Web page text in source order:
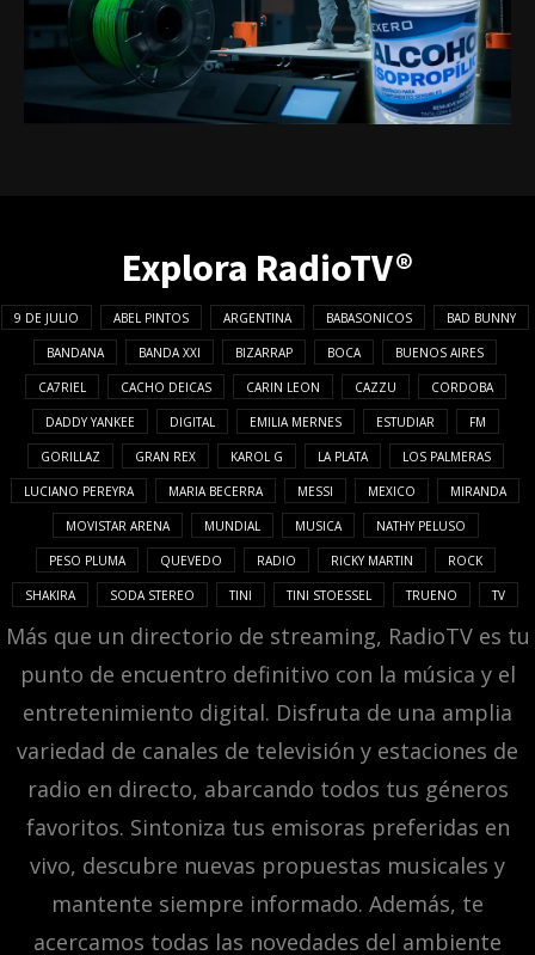
Explora RadioTV®
9 DE JULIO ABEL PINTOS ARGENTINA BABASONICOS BAD BUNNY
BANDANA BANDA XXI BIZARRAP BOCA BUENOS AIRES
CA7RIEL CACHO DEICAS CARIN LEON CAZZU CORDOBA
DADDY YANKEE DIGITAL EMILIA MERNES ESTUDIAR FM
GORILLAZ GRAN REX KAROL G LA PLATA LOS PALMERAS
LUCIANO PEREYRA MARIA BECERRA MESSI MEXICO MIRANDA
MOVISTAR ARENA MUNDIAL MUSICA NATHY PELUSO
PESO PLUMA QUEVEDO RADIO RICKY MARTIN ROCK
SHAKIRA SODA STEREO TINI TINI STOESSEL TRUENO TV
Más que un directorio de streaming, RadioTV es tu
punto de encuentro definitivo con la música y el
entretenimiento digital. Disfruta de una amplia
variedad de canales de televisión y estaciones de
radio en directo, abarcando todos tus géneros
favoritos. Sintoniza tus emisoras preferidas en
vivo, descubre nuevas propuestas musicales y
mantente siempre informado. Además, te
acercamos todas las novedades del ambiente